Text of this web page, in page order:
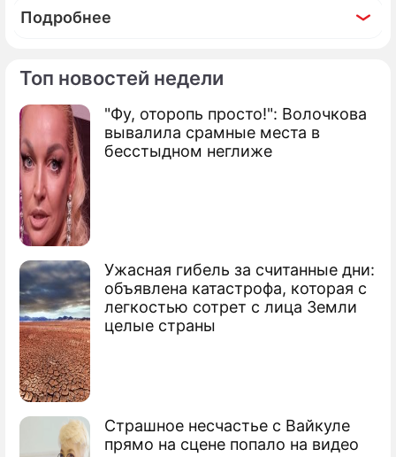
Топ новостей недели
"Фу, оторопь просто!": Волочкова
вывалила срамные места в
бесстыдном неглиже
Ужасная гибель за считанные дни:
объявлена катастрофа, которая с
легкостью сотрет с лица Земли
целые страны
Страшное несчастье с Вайкуле
прямо на сцене попало на видео
Подробнее
По теме
США ищут замену российским РД-180
Маккейна бесит зависимость США от
России
Санкции против России угрожают
армии США
США нуждаются в российских
двигателях